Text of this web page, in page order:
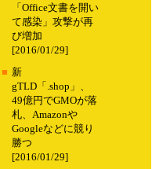
「Office文書を開い
て感染」攻撃が再
び増加
[2016/01/29]
■ 新
gTLD「.shop」、
49億円でGMOが落
札、Amazonや
Googleなどに競り
勝つ
[2016/01/29]